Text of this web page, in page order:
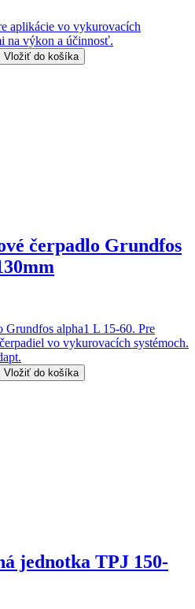
aplikácie vo vykurovacích
na výkon a účinnosť.
Vložiť do košíka
čerpadlo Grundfos
Grundfos alpha1 L 15-60. Pre
vo vykurovacích systémoch.
Vložiť do košíka
jednotka TPJ 150-